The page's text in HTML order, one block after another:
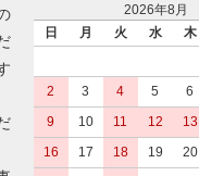
2026年8月
日
月 火 水 木
2
3 4 5 6
9
10 11 12 13
16
17 18 19 20